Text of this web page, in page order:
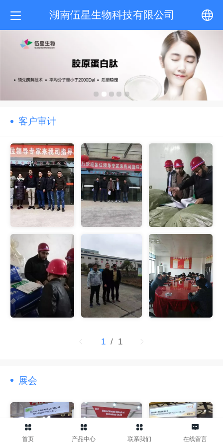
湖南伍星生物科技有限公司
中文
English
客户审计
1 / 1
展会
首页 产品中心 联系我们 在线留言